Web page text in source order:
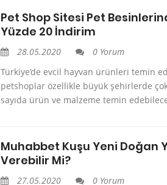
Pet Shop Sitesi Pet
Yüzde 20 İndirim
28.05.2020
0 Yorum
Türkiye’de evcil hayvan ürünleri temin
petshoplar özellikle büyük şehirlerde
sayıda ürün ve malzeme temin
Muhabbet Kuşu Yeni Doğan
Verebilir Mi?
27.05.2020
0 Yorum